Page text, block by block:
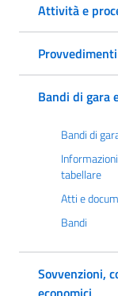
Attività e
Provvedimenti
Bandi di gara
Bandi di
tabellare
Atti e
Bandi
Sovvenzioni,